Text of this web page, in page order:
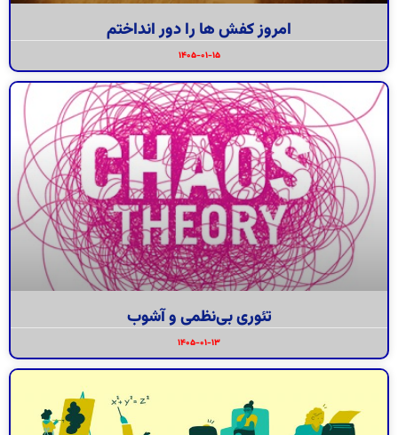
ﺍﻣﺮﻭﺯ ﮐﻔﺶ ﻫﺎ ﺭﺍ ﺩﻭﺭ ﺍﻧﺪﺍﺧﺘﻢ
۱۴۰۵-۰۱-۱۵
تئوری بی‌نظمی و آشوب
۱۴۰۵-۰۱-۱۳